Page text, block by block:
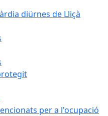
diürnes de Lliçà
per a l'ocupació